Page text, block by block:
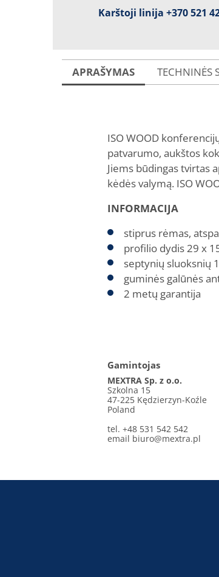
Karštoji linija +370 521
APRAŠYMAS TECHNINĖS
ISO WOOD
patvarumo, aukštos
Jiems būdingas tvirtas
kėdės valymą. ISO
INFORMACIJA
stiprus rėmas,
profilio dydis 29 x
septynių sluoksnių
guminės galūnės
2 metų garantija
Gamintojas
MEXTRA Sp. z o.o.
Szkolna 15
47-225 Kędzierzyn-Koźle
Poland
tel. +48 531 542 542
email biuro@mextra.pl